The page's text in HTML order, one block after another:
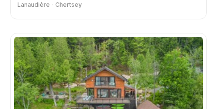
Lanaudière Chertsey